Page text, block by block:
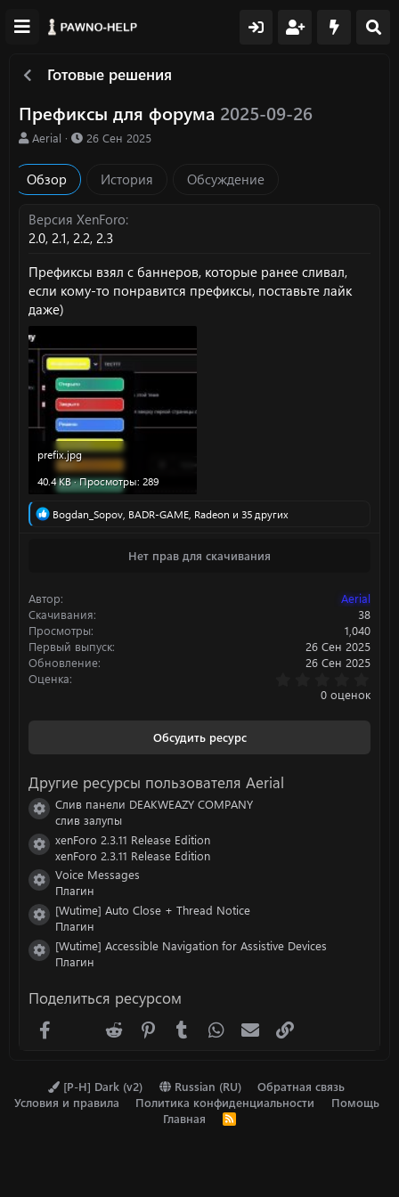
Готовые решения
Префиксы для форума 2025-09-26
А
т
о
Aerial
Д
о
з
д
н
и
26 Сен 2025
Обзор История Обсуждение
Версия XenForo
2.0 2.1 2.2 2.3
Префиксы взял с баннеров, которые ранее сливал,
если кому-то понравится префиксы, поставьте лайк
даже)
prefix.jpg
40.4 KB · Просмотры: 289
Р
и
:
Bogdan_Sopov, BADR-GAME, Radeon и 35 других
Нет прав для скачивания
Автор
Aerial
Скачивания
38
Просмотры
1,040
Первый выпуск
26 Сен 2025
Обновление
26 Сен 2025
Оценка
.
0
0 оценок
Обсудить ресурс
Другие ресурсы пользователя Aerial
Иконка ресурса
Слив панели DEAKWEAZY COMPANY
слив залупы
Иконка ресурса
xenForo 2.3.11 Release Edition
xenForo 2.3.11 Release Edition
Иконка ресурса
Voice Messages
Плагин
Иконка ресурса
[Wutime] Auto Close + Thread Notice
Плагин
Иконка ресурса
[Wutime] Accessible Navigation for Assistive Devices
Плагин
Поделиться ресурсом
FacebookX (Twitter)
Reddit PinterestTumblr WhatsAppЭлектронная почта
[P-H] Dark (v2) Russian (RU)
Обратная связь
Условия и правила
Политика конфиденциальности
Помощь
Главная
R